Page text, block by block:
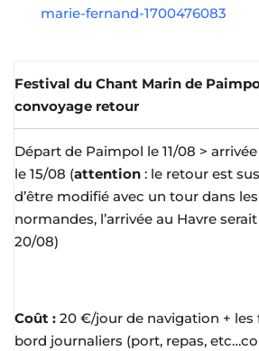
marie-fernand-1700476083
Festival du Chant Marin de
convoyage retour
Départ de Paimpol le 11/08 >
le 15/08 (attention: le retour est
d’être modifié avec un tour dans
normandes, l’arrivée au Havre
20/08)
Coût : 20 €/jour de navigation + les
bord journaliers (port, repas,